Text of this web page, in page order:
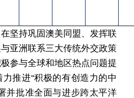
在坚持巩固澳美同盟、发挥联
亚洲联系三大传统外交政策
参与全球和地区热点问题提
推进“积极的有创造力的中
并批准全面与进步跨太平洋